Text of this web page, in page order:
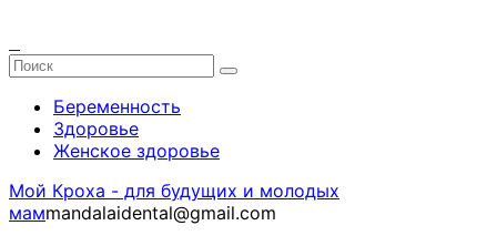
Беременность
Здоровье
Женское здоровье
Мой Кроха - для будущих и молодых
мамmandalaidental@gmail.com